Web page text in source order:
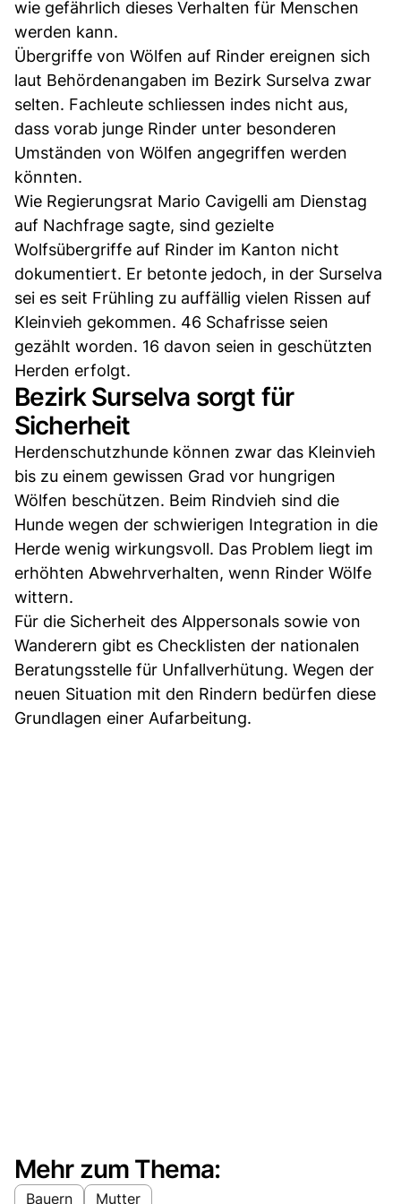
wie gefährlich dieses Verhalten für Menschen
werden kann.
Übergriffe von Wölfen auf Rinder ereignen sich
laut Behördenangaben im Bezirk Surselva zwar
selten. Fachleute schliessen indes nicht aus,
dass vorab junge Rinder unter besonderen
Umständen von Wölfen angegriffen werden
könnten.
Wie Regierungsrat Mario Cavigelli am Dienstag
auf Nachfrage sagte, sind gezielte
Wolfsübergriffe auf Rinder im Kanton nicht
dokumentiert. Er betonte jedoch, in der Surselva
sei es seit Frühling zu auffällig vielen Rissen auf
Kleinvieh gekommen. 46 Schafrisse seien
gezählt worden. 16 davon seien in geschützten
Herden erfolgt.
Bezirk Surselva sorgt für
Sicherheit
Herdenschutzhunde können zwar das Kleinvieh
bis zu einem gewissen Grad vor hungrigen
Wölfen beschützen. Beim Rindvieh sind die
Hunde wegen der schwierigen Integration in die
Herde wenig wirkungsvoll. Das Problem liegt im
erhöhten Abwehrverhalten, wenn Rinder Wölfe
wittern.
Für die Sicherheit des Alppersonals sowie von
Wanderern gibt es Checklisten der nationalen
Beratungsstelle für Unfallverhütung. Wegen der
neuen Situation mit den Rindern bedürfen diese
Grundlagen einer Aufarbeitung.
Mehr zum Thema:
Bauern Mutter